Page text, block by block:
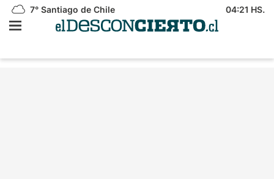
7° Santiago de Chile 04:21 HS.